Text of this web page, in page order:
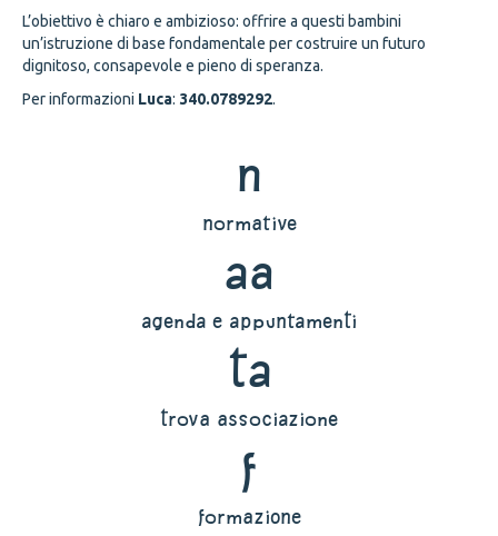
L’obiettivo è chiaro e ambizioso: offrire a questi bambini
un’istruzione di base fondamentale per costruire un futuro
dignitoso, consapevole e pieno di speranza.
Per informazioni Luca: 340.0789292.
n
normative
aa
agenda e appuntamenti
ta
trova associazione
f
formazione